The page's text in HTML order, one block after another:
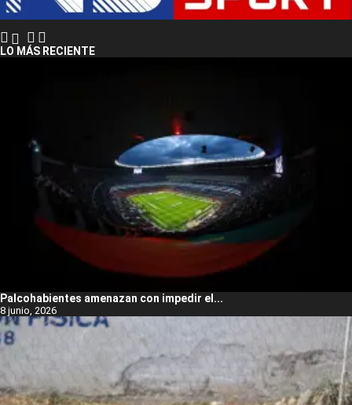
LO MÁS RECIENTE
Palcohabientes amenazan con impedir el...
8 junio, 2026